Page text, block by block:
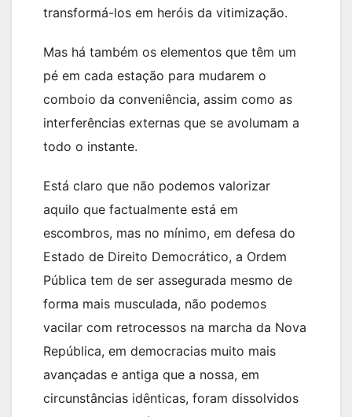
transformá-los em heróis da vitimização.
Mas há também os elementos que têm um
pé em cada estação para mudarem o
comboio da conveniência, assim como as
interferências externas que se avolumam a
todo o instante.
Está claro que não podemos valorizar
aquilo que factualmente está em
escombros, mas no mínimo, em defesa do
Estado de Direito Democrático, a Ordem
Pública tem de ser assegurada mesmo de
forma mais musculada, não podemos
vacilar com retrocessos na marcha da Nova
República, em democracias muito mais
avançadas e antiga que a nossa, em
circunstâncias idênticas, foram dissolvidos